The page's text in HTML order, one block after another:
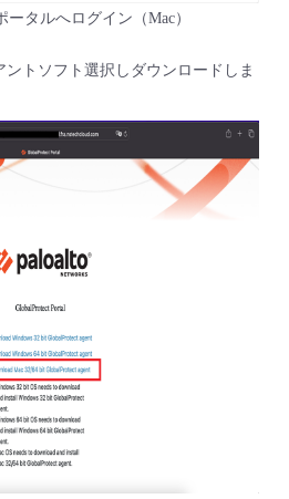
ータルへログイン（Mac）
ントソフト選択しダウンロードしま